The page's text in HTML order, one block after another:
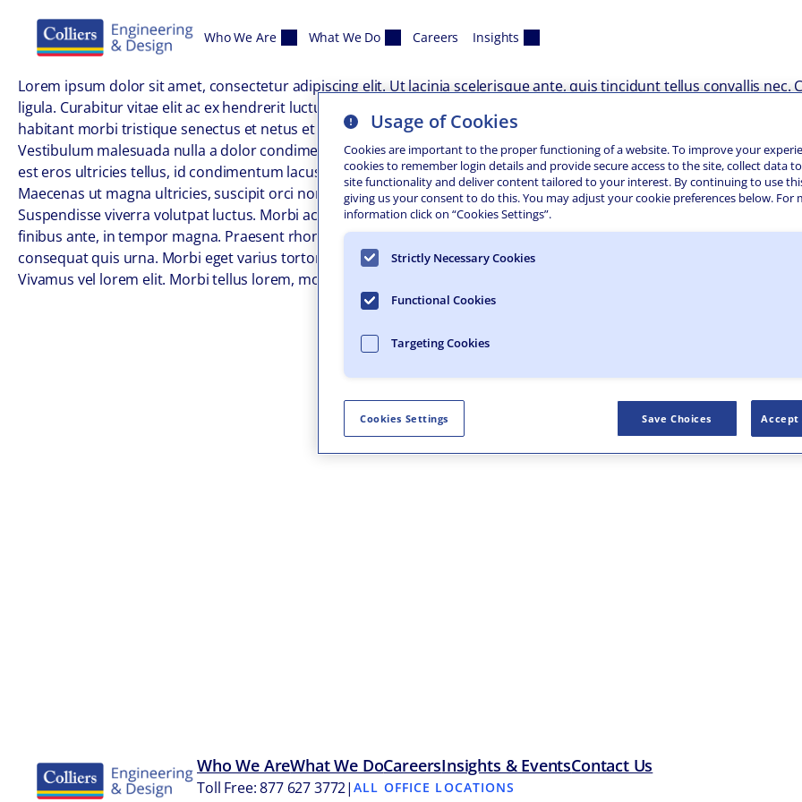
Who We Are What We Do Careers Insights
Lorem ipsum dolor sit amet, consectetur adipiscing elit. Ut lacinia scelerisque ante, quis tincidunt tellus convallis nec.
ligula. Curabitur vitae elit ac ex hendrerit luctus. Etiam nec interdum sem, quis lobortis neque. Proin leo mi,
habitant morbi tristique senectus et netus et malesuada fames ac turpis egestas. Donec facilisis dapibus suscipit.
Vestibulum malesuada nulla a dolor condimentum, eget egestas sem vulputate. In id eros sed erat faucibus
est eros ultricies tellus, id condimentum lacus mi ac metus. Nulla egestas lacus a velit maximus interdum. Praesent
Maecenas ut magna ultricies, suscipit orci non, dictum justo. Cras ligula risus, consectetur non commodo nec, dapibus
Suspendisse viverra volutpat luctus. Morbi ac ornare orci, eget dapibus odio. Quisque vel lectus sit amet ante
finibus ante, in tempor magna. Praesent rhoncus feugiat semper. Cras nec justo tortor. Integer lacinia ex nec finibus
consequat quis urna. Morbi eget varius tortor, in aliquam ligula. Fusce enim arcu, porttitor in fermentum sed,
Vivamus vel lorem elit. Morbi tellus lorem, molestie fermentum elementum ac, vulputate in est. Cras felis ante,
Who We AreWhat We DoCareersInsights & EventsContact Us
Toll Free: 877 627 3772|ALL OFFICE LOCATIONS
Usage of Cookies
Cookies are important to the proper functioning of a website. To improve your
cookies to remember login details and provide secure access to the site, collect data
site functionality and deliver content tailored to your interest. By continuing to use
giving us your consent to do this. You may adjust your cookie preferences below. For
information click on “Cookies Settings”.
Strictly Necessary Cookies
Functional Cookies
Targeting Cookies
Cookies Settings Save Choices Accept